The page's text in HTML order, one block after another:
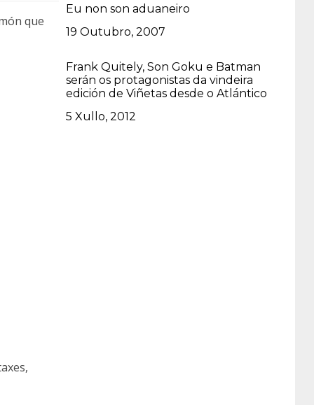
que
Eu non son aduaneiro
Data
19 Outubro, 2007
Frank Quitely, Son Goku e Batman
serán os protagonistas da vindeira
edición de Viñetas desde o Atlántico
Data
5 Xullo, 2012